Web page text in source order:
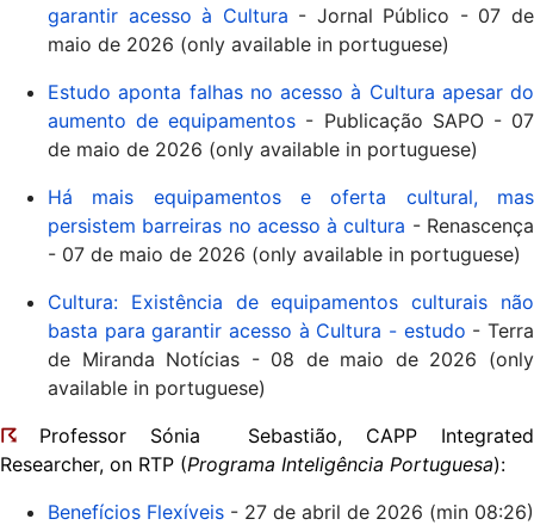
garantir acesso à Cultura - Jornal Público - 07 de
maio de 2026 (only available in portuguese)
Estudo aponta falhas no acesso à Cultura apesar do
aumento de equipamentos - Publicação SAPO - 07
de maio de 2026 (only available in portuguese)
Há mais equipamentos e oferta cultural, mas
persistem barreiras no acesso à cultura - Renascença
- 07 de maio de 2026 (only available in portuguese)
Cultura: Existência de equipamentos culturais não
basta para garantir acesso à Cultura - estudo - Terra
de Miranda Notícias - 08 de maio de 2026 (only
available in portuguese)
☈ Professor Sónia Sebastião, CAPP Integrated
Researcher, on RTP (Programa Inteligência Portuguesa):
Benefícios Flexíveis - 27 de abril de 2026 (min 08:26)